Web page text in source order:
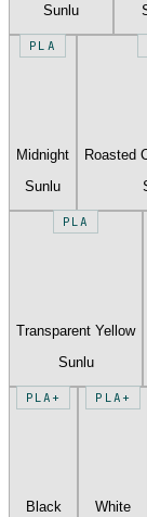
Sunlu
PLA
Midnight
Sunlu
Roasted
PLA
Transparent Yellow
Sunlu
PLA+
Black
PLA+
White